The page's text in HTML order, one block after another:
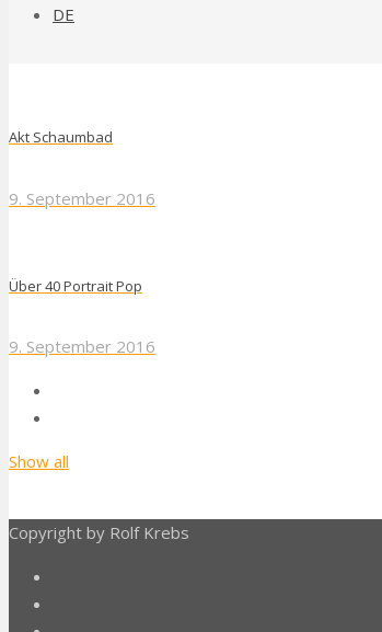
DE
Akt Schaumbad
9. September 2016
Über 40 Portrait Pop
9. September 2016
Show all
Copyright by Rolf Krebs